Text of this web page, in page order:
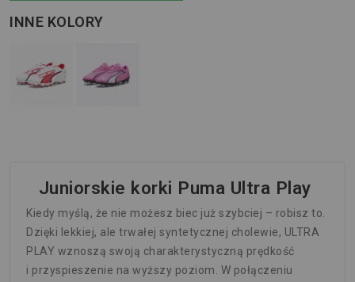
INNE KOLORY
Juniorskie korki Puma Ultra Play
Kiedy myślą, że nie możesz biec już szybciej – robisz to.
Dzięki lekkiej, ale trwałej syntetycznej cholewie, ULTRA
PLAY wznoszą swoją charakterystyczną prędkość
i przyspieszenie na wyższy poziom. W połączeniu